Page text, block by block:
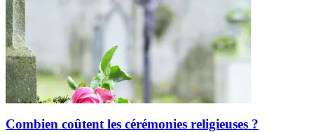
Combien coûtent les cérémonies religieuses ?